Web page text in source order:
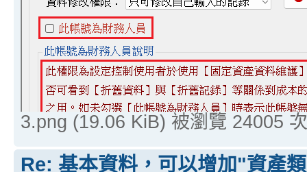
3.png (19.06 KiB) 被瀏覽 24005 次
Re: 基本資料，可以增加"資產